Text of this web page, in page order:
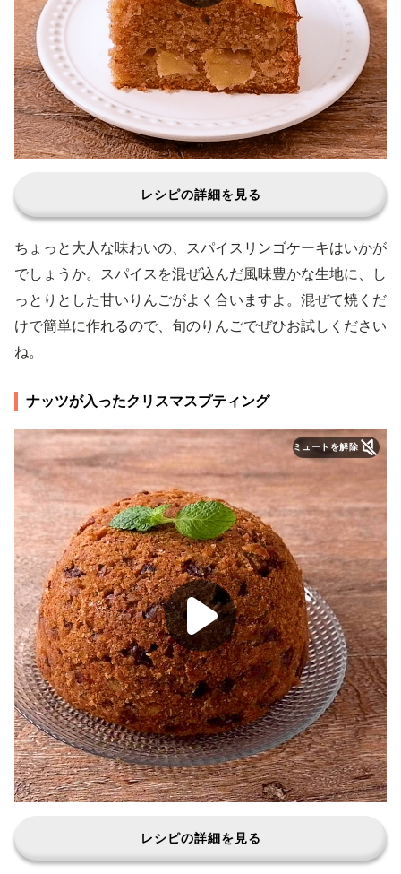
レシピの詳細を見る
ちょっと大人な味わいの、スパイスリンゴケーキはいかが
でしょうか。スパイスを混ぜ込んだ風味豊かな生地に、し
っとりとした甘いりんごがよく合いますよ。混ぜて焼くだ
けで簡単に作れるので、旬のりんごでぜひお試しください
ね。
ナッツが入ったクリスマスプティング
ミュートを解除
レシピの詳細を見る